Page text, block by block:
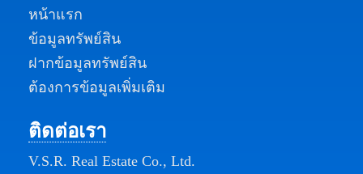
หน้าแรก
ข้อมูลทรัพย์สิน
ฝากข้อมูลทรัพย์สิน
ต้องการข้อมูลเพิ่มเติม
ติดต่อเรา
V.S.R. Real Estate Co., Ltd.